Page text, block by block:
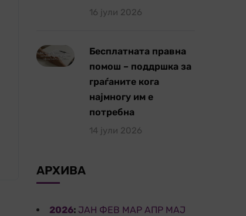
16 јули 2026
Бесплатната правна
помош – поддршка за
граѓаните кога
најмногу им е
потребна
14 јули 2026
АРХИВА
2026: ЈАН ФЕВ МАР АПР МАЈ